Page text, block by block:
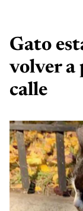
Gato
volver a
calle